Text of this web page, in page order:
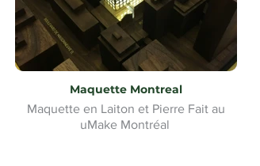
Maquette Montreal
Maquette en Laiton et Pierre Fait au
uMake Montréal